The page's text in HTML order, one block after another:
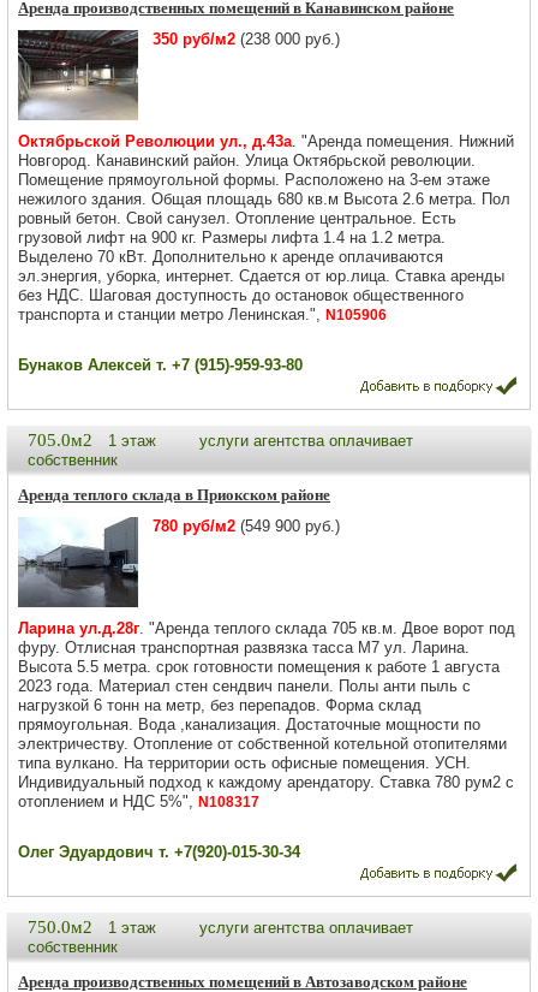
Аренда производственных помещений в Канавинском районе
350 руб/м2 (238 000 руб.)
Октябрьской Революции ул., д.43а. "Аренда помещения. Нижний
Новгород. Канавинский район. Улица Октябрьской революции.
Помещение прямоугольной формы. Расположено на 3-ем этаже
нежилого здания. Общая площадь 680 кв.м Высота 2.6 метра. Пол
ровный бетон. Свой санузел. Отопление центральное. Есть
грузовой лифт на 900 кг. Размеры лифта 1.4 на 1.2 метра.
Выделено 70 кВт. Дополнительно к аренде оплачиваются
эл.энергия, уборка, интернет. Сдается от юр.лица. Ставка аренды
без НДС. Шаговая доступность до остановок общественного
транспорта и станции метро Ленинская.", N105906
Бунаков Алексей т. +7 (915)-959-93-80
705.0м2 1 этаж
услуги агентства оплачивает
собственник
Аренда теплого склада в Приокском районе
780 руб/м2 (549 900 руб.)
Ларина ул.д.28г. "Аренда теплого склада 705 кв.м. Двое ворот под
фуру. Отлисная транспортная развязка тасса М7 ул. Ларина.
Высота 5.5 метра. срок готовности помещения к работе 1 августа
2023 года. Материал стен сендвич панели. Полы анти пыль с
нагрузкой 6 тонн на метр, без перепадов. Форма склад
прямоугольная. Вода ,канализация. Достаточные мощности по
электричеству. Отопление от собственной котельной отопителями
типа вулкано. На территории ость офисные помещения. УСН.
Индивидуальный подход к каждому арендатору. Ставка 780 рум2 с
отоплением и НДС 5%", N108317
Олег Эдуардович т. +7(920)-015-30-34
750.0м2 1 этаж
услуги агентства оплачивает
собственник
Аренда производственных помещений в Автозаводском районе